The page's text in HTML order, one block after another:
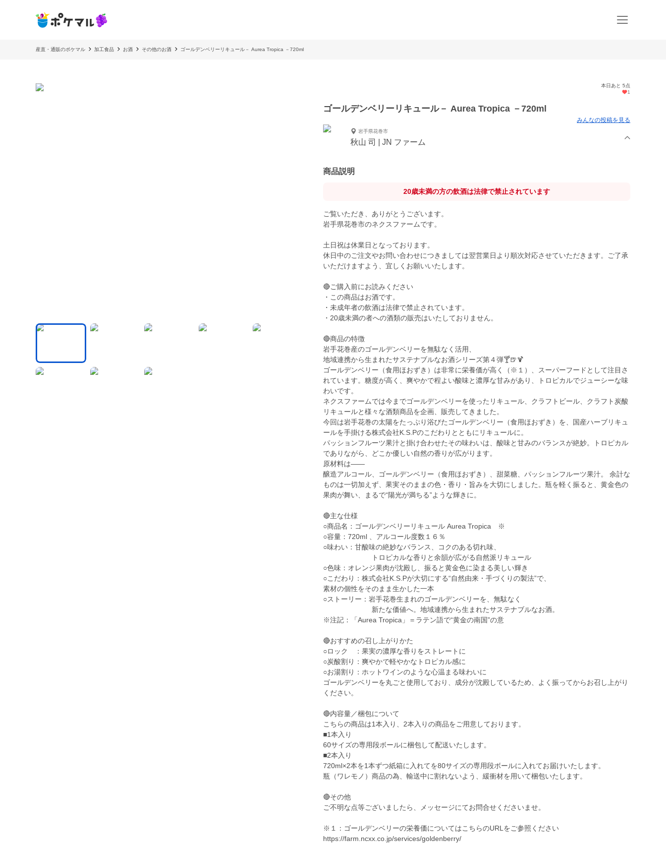
産直・通販のポケマル 加工食品 お酒 その他のお酒 ゴールデンベリーリキュール－ Aurea Tropica －720ml
本日あと 5点
1
ゴールデンベリーリキュール－ Aurea Tropica －720ml
みんなの投稿を見る
岩手県花巻市
秋山 司 | JN ファーム
商品説明
20歳未満の方の飲酒は法律で禁止されています
ご覧いただき、ありがとうございます。
岩手県花巻市のネクスファームです。
土日祝は休業日となっております。
休日中のご注文やお問い合わせにつきましては翌営業日より順次対応させていただきます。ご了承
いただけますよう、宜しくお願いいたします。
🔴ご購入前にお読みください
・この商品はお酒です。
・未成年者の飲酒は法律で禁止されています。
・20歳未満の者への酒類の販売はいたしておりません。
🔴商品の特徴
岩手花巻産のゴールデンベリーを無駄なく活用、
地域連携から生まれたサステナブルなお酒シリーズ第４弾🍸🍺🍹
ゴールデンベリー（食用ほおずき）は非常に栄養価が高く（※１）、スーパーフードとして注目さ
れています。糖度が高く、爽やかで程よい酸味と濃厚な甘みがあり、トロピカルでジューシーな味
わいです。
ネクスファームでは今までゴールデンベリーを使ったリキュール、クラフトビール、クラフト炭酸
リキュールと様々な酒類商品を企画、販売してきました。
今回は岩手花巻の太陽をたっぷり浴びたゴールデンベリー（食用ほおずき）を、国産ハーブリキュ
ールを手掛ける株式会社K.S.Pのこだわりとともにリキュールに。
パッションフルーツ果汁と掛け合わせたその味わいは、酸味と甘みのバランスが絶妙。トロピカル
でありながら、どこか優しい自然の香りが広がります。
原材料は――
醸造アルコール、ゴールデンベリー（食用ほおずき）、甜菜糖、パッションフルーツ果汁。 余計な
ものは一切加えず、果実そのままの色・香り・旨みを大切にしました。瓶を軽く振ると、黄金色の
果肉が舞い、まるで“陽光が満ちる”ような輝きに。
🔴主な仕様
○商品名：ゴールデンベリーリキュール Aurea Tropica ※
○容量：720ml 、アルコール度数１６％
○味わい：甘酸味の絶妙なバランス、コクのある切れ味、
トロピカルな香りと余韻が広がる自然派リキュール
○色味：オレンジ果肉が沈殿し、振ると黄金色に染まる美しい輝き
○こだわり：株式会社K.S.Pが大切にする“自然由来・手づくりの製法”で、
素材の個性をそのまま生かした一本
○ストーリー：岩手花巻生まれのゴールデンベリーを、無駄なく
新たな価値へ。地域連携から生まれたサステナブルなお酒。
※注記：「Aurea Tropica」＝ラテン語で“黄金の南国”の意
🔴おすすめの召し上がりかた
○ロック ：果実の濃厚な香りをストレートに
○炭酸割り：爽やかで軽やかなトロピカル感に
○お湯割り：ホットワインのような心温まる味わいに
ゴールデンベリーを丸ごと使用しており、成分が沈殿しているため、よく振ってからお召し上がり
ください。
🔴内容量／梱包について
こちらの商品は1本入り、2本入りの商品をご用意しております。
■1本入り
60サイズの専用段ボールに梱包して配送いたします。
■2本入り
720ml×2本を1本ずつ紙箱に入れてを80サイズの専用段ボールに入れてお届けいたします。
瓶（ワレモノ）商品の為、輸送中に割れないよう、緩衝材を用いて梱包いたします。
🔴その他
ご不明な点等ございましたら、メッセージにてお問合せくださいませ。
※１：ゴールデンベリーの栄養価についてはこちらのURLをご参照ください
https://farm.ncxx.co.jp/services/goldenberry/